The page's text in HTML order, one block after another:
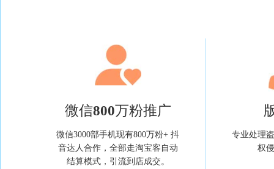
微信800万粉推广
微信3000部手机现有800万粉+ 抖
音达人合作，全部走淘宝客自动
结算模式，引流到店成交。
专业处理
权